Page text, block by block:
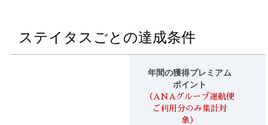
ステイタスごとの達成条件
年間の獲得プレミアム
ポイント
（ANAグループ運航便
ご利用分のみ集計対
象）